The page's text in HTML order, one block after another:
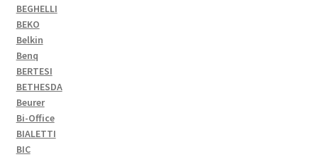
BEGHELLI
BEKO
Belkin
Benq
BERTESI
BETHESDA
Beurer
Bi-Office
BIALETTI
BIC